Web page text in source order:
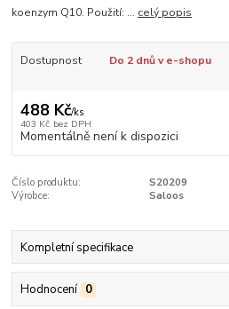
koenzym Q10. Použití: ... celý popis
Dostupnost Do 2 dnů v e-shopu
488 Kč/ks
403 Kč bez DPH
Momentálně není k dispozici
Číslo produktu:
S20209
Výrobce:
Saloos
Kompletní specifikace
Hodnocení 0